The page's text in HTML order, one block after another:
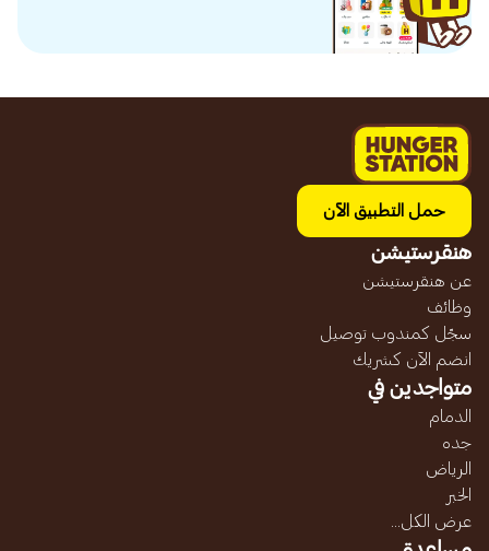
حمل التطبيق الآن
هنقرستيشن
عن هنقرستيشن
وظائف
سجّل كمندوب توصيل
انضم الآن كشريك
متواجدين في
الدمام
جده
الرياض
الخبر
عرض الكل...